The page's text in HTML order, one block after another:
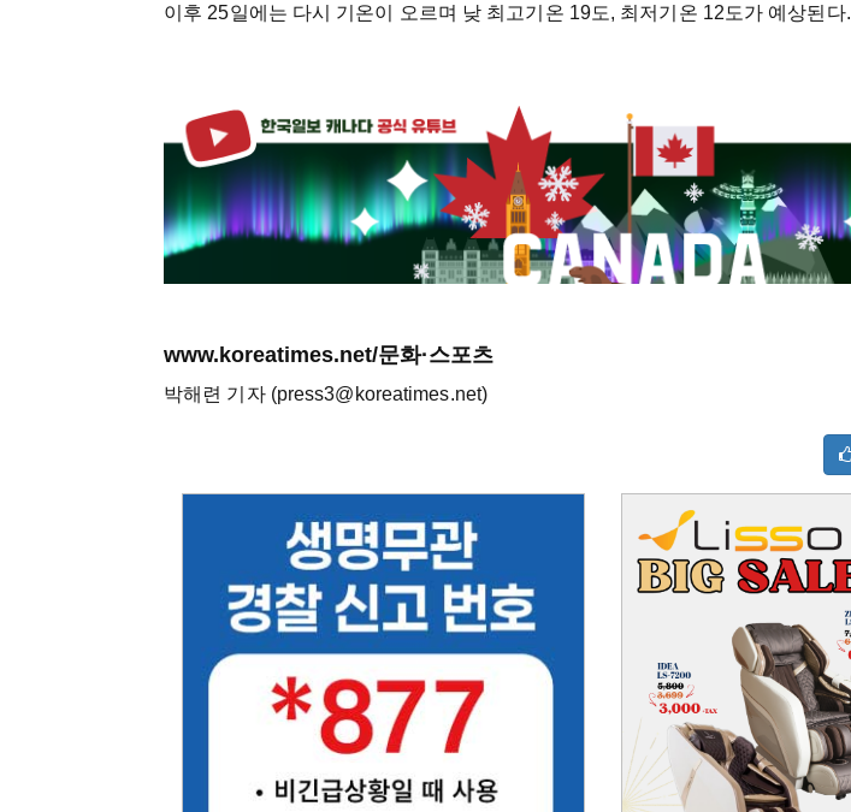
이후 25일에는 다시 기온이 오르며 낮 최고기온 19도, 최저기온 12도가 예상된다.
www.koreatimes.net/문화·스포츠
박해련 기자 (press3@koreatimes.net)